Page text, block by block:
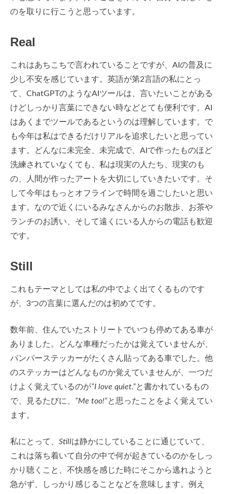
のを取りに行こうと思っています。
Real
これはあちこちで言われていることですが、AIの普及に
少し不安を感じています。英語が第2言語の私にとっ
て、ChatGPTのようなAIツールは、言いたいことがある
けどしっかり言葉にできない時などとても便利です。AI
はあくまでツールであるというのは理解しています。で
も今年は私はできるだけリアルを追求したいと思ってい
ます。どんなに未完全、未完成で、AIで作ったものほど
洗練されていなくても、私は現実の人たち、現実のも
の、人間が作ったアートを大切にしていきたいです。そ
して今年はもっとオフラインで時間を過ごしたいと思い
ます。なので近くにいるみなさんからのお散歩、お茶や
ランチのお誘い、そして遠くにいる人からの電話も歓迎
です。
Still
これもテーマとしては私の中でよく出てくるものです
が、3つの言葉に選んだのは初めてです。
数年前、住んでいたストリートでいつも停めてある車が
ありました。どんな車種だったかは覚えていませんが、
バンパーステッカーがたくさん貼ってある車でした。他
のステッカーはどんなものか覚えていませんが、一つだ
けよく覚えているのが”I love quiet.”と書かれているもの
で、見るたびに、 ”Me too!”と思ったことをよく覚えてい
ます。
私にとって、 Stillは静かにしていることに通じていて、
これは落ち着いて自分の中で何が起きているのかをしっ
かり聴くこと、不快感を感じた時にそこから逃れようと
急がず、しっかり感じることなどを意味します。例え